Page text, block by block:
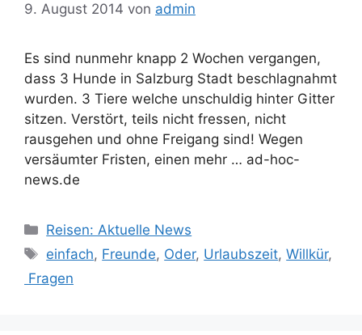
9. August 2014 von admin
Es sind nunmehr knapp 2 Wochen vergangen,
dass 3 Hunde in Salzburg Stadt beschlagnahmt
wurden. 3 Tiere welche unschuldig hinter Gitter
sitzen. Verstört, teils nicht fressen, nicht
rausgehen und ohne Freigang sind! Wegen
versäumter Fristen, einen mehr … ad-hoc-
news.de
Kategorien
Reisen: Aktuelle News
Schlagwörter
einfach, Freunde, Oder, Urlaubszeit,Willkür,
Fragen